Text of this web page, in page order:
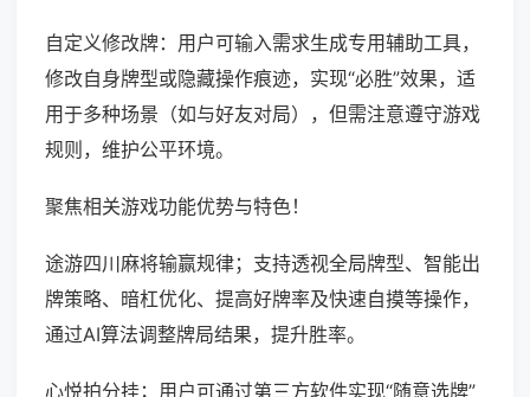
自定义修改牌：用户可输入需求生成专用辅助工具，
修改自身牌型或隐藏操作痕迹，实现“必胜”效果，适
用于多种场景（如与好友对局），但需注意遵守游戏
规则，维护公平环境。
聚焦相关游戏功能优势与特色！
途游四川麻将输赢规律；支持透视全局牌型、智能出
牌策略、暗杠优化、提高好牌率及快速自摸等操作，
通过AI算法调整牌局结果，提升胜率。
心悦拍分挂；用户可通过第三方软件实现“随意选牌”